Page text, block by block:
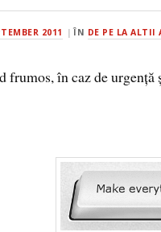
2011 ÎN DE PE LA ALTII
frumos, în caz de